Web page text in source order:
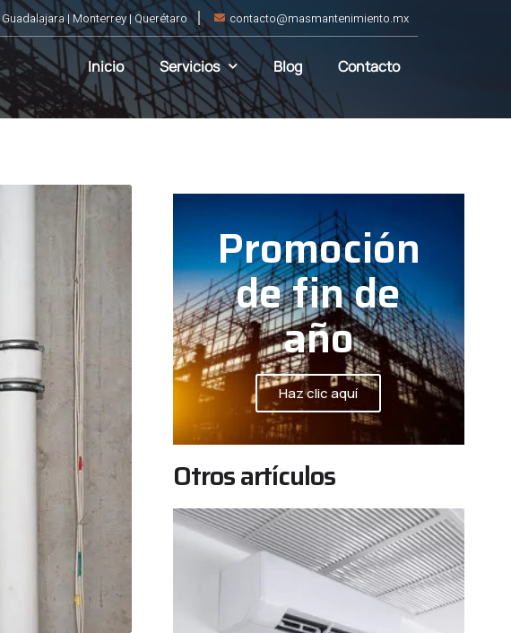
Guadalajara | Monterrey | Querétaro contacto@masmantenimiento.mx
Inicio Servicios Blog Contacto
Promoción
de fin de
año
Haz clic aquí
Otros artículos